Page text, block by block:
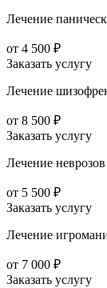
Лечение
от 4 500 ₽
Заказать услугу
Лечение
от 8 500 ₽
Заказать услугу
Лечение неврозов
от 5 500 ₽
Заказать услугу
Лечение
от 7 000 ₽
Заказать услугу